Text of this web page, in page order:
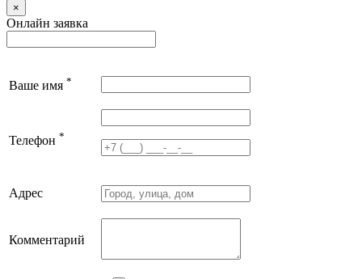
×
Онлайн заявка
Ваше имя *
Телефон *
Адрес
Комментарий